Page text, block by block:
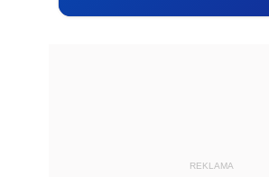
REKLAMA